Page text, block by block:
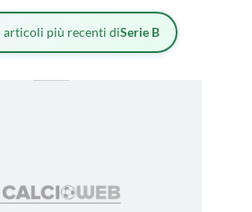
articoli più recenti diSerie B